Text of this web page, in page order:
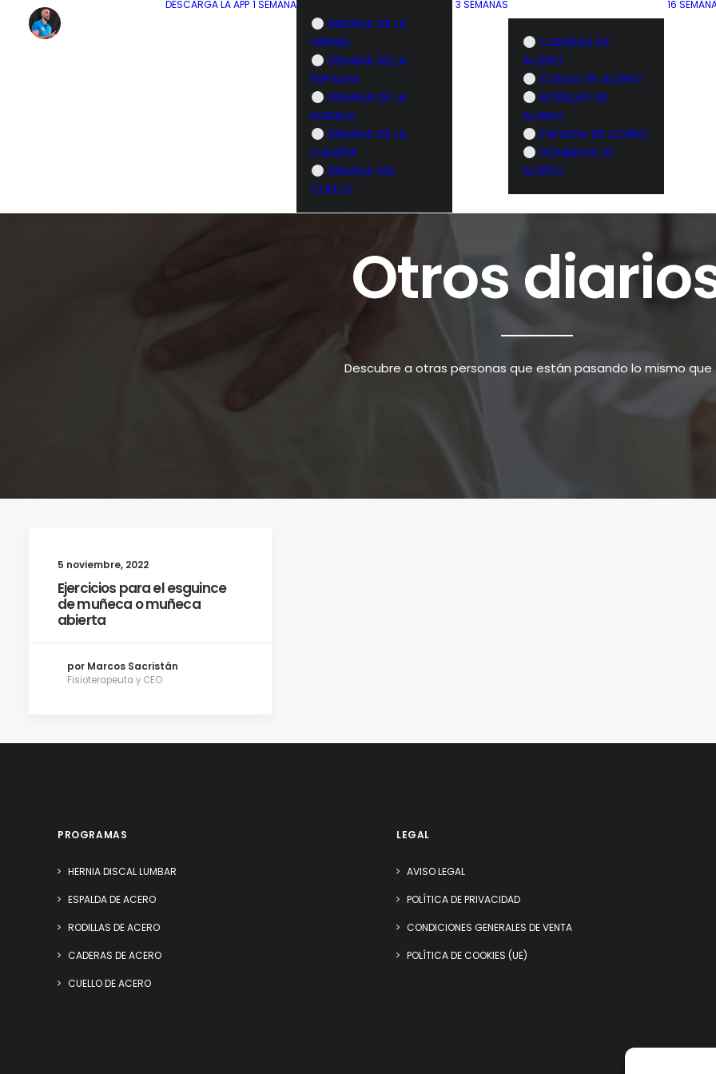
DESCARGA LA APP 1 SEMANA
SEMANA DE LA
HERNIA
SEMANA DE LA
ESPALDA
SEMANA DE LA
RODILLA
SEMANA DE LA
CADERA
SEMANA DEL
CUELLO
3 SEMANAS
CADERAS DE
ACERO
CUELLO DE ACERO
RODILLAS DE
ACERO
ESPALDA DE ACERO
HOMBROS DE
ACERO
16
Otros
Descubre a otras personas que están pasando lo mismo que
5 noviembre, 2022
Ejercicios para el esguince
de muñeca o muñeca
abierta
por Marcos Sacristán
Fisioterapeuta y CEO
PROGRAMAS
HERNIA DISCAL LUMBAR
ESPALDA DE ACERO
RODILLAS DE ACERO
CADERAS DE ACERO
CUELLO DE ACERO
LEGAL
AVISO LEGAL
POLÍTICA DE PRIVACIDAD
CONDICIONES GENERALES DE VENTA
POLÍTICA DE COOKIES (UE)